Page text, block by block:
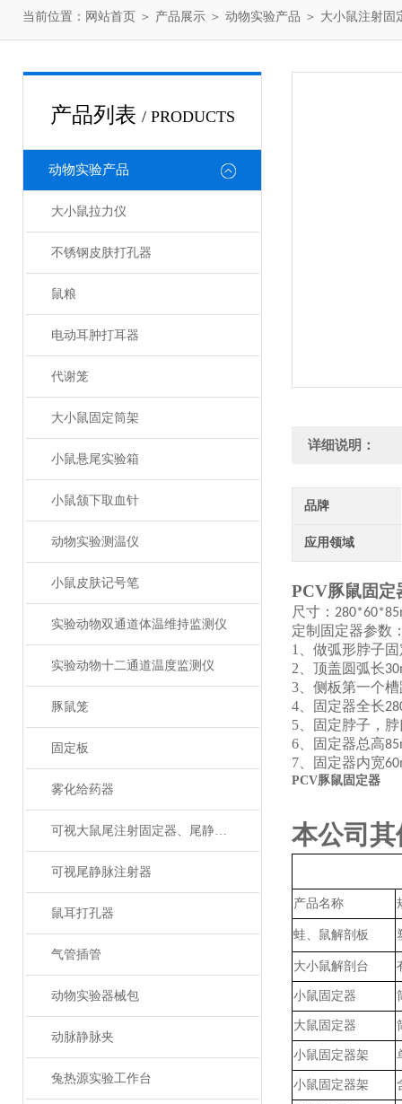
当前位置： 网站首页 ＞ 产品展示 ＞ 动物实验产品 ＞ 大小鼠注射固
产品列表 / PRODUCTS
动物实验产品
大小鼠拉力仪
不锈钢皮肤打孔器
鼠粮
电动耳肿打耳器
代谢笼
大小鼠固定筒架
小鼠悬尾实验箱
小鼠颔下取血针
动物实验测温仪
小鼠皮肤记号笔
实验动物双通道体温维持监测仪
实验动物十二通道温度监测仪
豚鼠笼
固定板
雾化给药器
可视大鼠尾注射固定器、尾静脉注射
可视尾静脉注射器
鼠耳打孔器
气管插管
动物实验器械包
动脉静脉夹
兔热源实验工作台
详细说明：
品牌
应用领域
PCV豚鼠固定
尺寸：
定制固定器参数
1、 做弧形脖子固
2、 顶盖圆弧长
3、 侧板第一个
4、
固定器全长
5、
固定脖子，
6、
固定器总高
7、 固定器内宽
PCV豚鼠固定器
本公司
产品名称
蛙、鼠解剖板
大小鼠解剖台
小鼠固定器
大鼠固定器
小鼠固定器架
小鼠固定器架